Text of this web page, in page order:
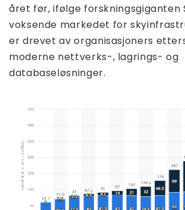
året før, ifølge forskningsgiganten
voksende markedet for
er drevet av organisasjoners
moderne nettverks-, lagrings- og
databaseløsninger.